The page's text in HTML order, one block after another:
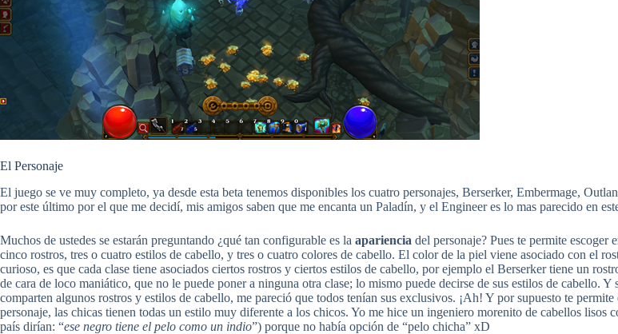
El Personaje
El juego se ve muy completo, ya desde esta beta tenemos disponibles los cuatro personajes, Berserker, Embermage,
por este último por el que me decidí, mis amigos saben que me encanta un Paladín, y el Engineer es lo mas parecido en
Muchos de ustedes se estarán preguntando ¿qué tan configurable es la apariencia del personaje? Pues te permite escoger
cinco rostros, tres o cuatro estilos de cabello, y tres o cuatro colores de cabello. El color de la piel viene asociado con el
curioso, es que cada clase tiene asociados ciertos rostros y ciertos estilos de cabello, por ejemplo el Berserker tiene un
de cara de loco maniático, que no le puede poner a ninguna otra clase; lo mismo puede decirse de sus estilos de cabello. Y
comparten algunos rostros y estilos de cabello, me pareció que todos tenían sus exclusivos. ¡Ah! Y por supuesto te permite
personaje, las chicas tienen todas un estilo muy diferente a los chicos. Yo me hice un ingeniero morenito de cabellos lisos
país dirían: “ese negro tiene el pelo como un indio”) porque no había opción de “pelo chicha” xD